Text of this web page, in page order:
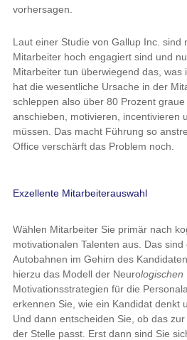
vorhersagen.
Laut einer Studie von Gallup Inc. sind
Mitarbeiter hoch engagiert sind und
Mitarbeiter tun überwiegend das, was
hat die wesentliche Ursache in der
schleppen also über 80 Prozent
anschieben, motivieren, incentivieren
müssen. Das macht Führung so
Office verschärft das Problem noch.
Exzellente Mitarbeiterauswahl
Wählen Mitarbeiter Sie primär nach
motivationalen Talenten aus. Das sind
Autobahnen im Gehirn des
hierzu das Modell der Neurologischen
Motivationsstrategien für die
erkennen Sie, wie ein Kandidat denkt
Und dann entscheiden Sie, ob das
der Stelle passt. Erst dann sind Sie